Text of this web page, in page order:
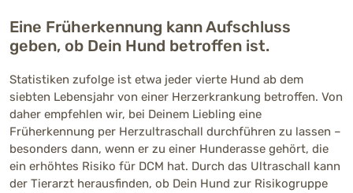
Eine Früherkennung kann Aufschluss
geben, ob Dein Hund betroffen ist.
Statistiken zufolge ist etwa jeder vierte Hund ab dem
siebten Lebensjahr von einer Herzerkrankung betroffen. Von
daher empfehlen wir, bei Deinem Liebling eine
Früherkennung per Herzultraschall durchführen zu lassen –
besonders dann, wenn er zu einer Hunderasse gehört, die
ein erhöhtes Risiko für DCM hat. Durch das Ultraschall kann
der Tierarzt herausfinden, ob Dein Hund zur Risikogruppe